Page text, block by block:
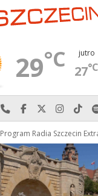
29°C jutro
27°C
Najlepiej po prostu do
Odwiedź nas na
Odwiedź nas
Program Radia Szczecin